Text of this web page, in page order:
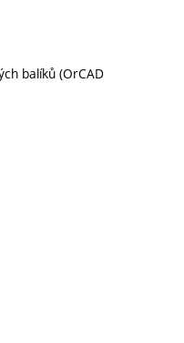
balíků (OrCAD